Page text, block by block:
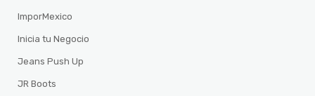
ImporMexico
Inicia tu Negocio
Jeans Push Up
JR Boots